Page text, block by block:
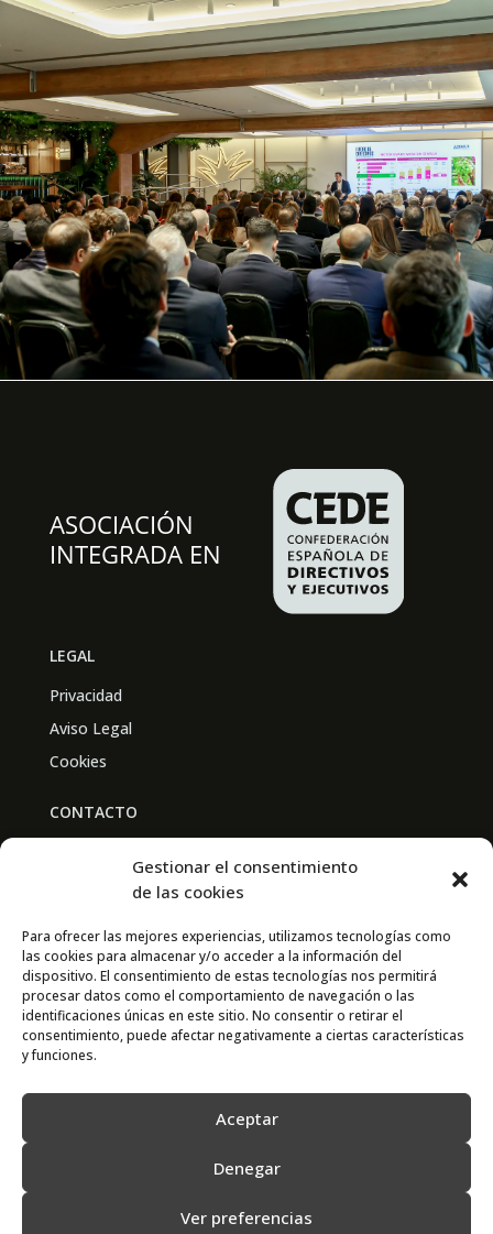
Gestionar el consentimiento
de las cookies
Para ofrecer las mejores experiencias, utilizamos tecnologías como
las cookies para almacenar y/o acceder a la información del
dispositivo. El consentimiento de estas tecnologías nos permitirá
procesar datos como el comportamiento de navegación o las
identificaciones únicas en este sitio. No consentir o retirar el
consentimiento, puede afectar negativamente a ciertas características
y funciones.
Aceptar
Denegar
Ver preferencias
LEGAL
Privacidad
Aviso Legal
Cookies
CONTACTO
Av. Real Academia de Medicina
CONTACTO
667 841 238
info@adimur.es
2022 © Adimur · Asociación de Directivos de la Región de Murcia. Diseñada